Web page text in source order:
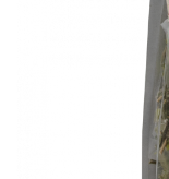
CREME ȘI PASTE
CEAIURI GRECEȘTI
CIOCOLATĂ ȘI
HEALTHY SNACKS